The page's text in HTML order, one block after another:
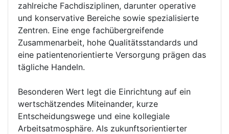
zahlreiche Fachdisziplinen, darunter operative
und konservative Bereiche sowie spezialisierte
Zentren. Eine enge fachübergreifende
Zusammenarbeit, hohe Qualitätsstandards und
eine patientenorientierte Versorgung prägen das
tägliche Handeln.
Besonderen Wert legt die Einrichtung auf ein
wertschätzendes Miteinander, kurze
Entscheidungswege und eine kollegiale
Arbeitsatmosphäre. Als zukunftsorientierter